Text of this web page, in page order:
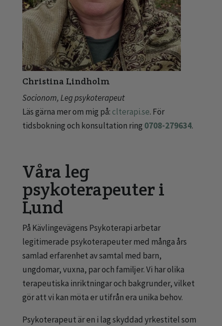
Christina Lindholm
Socionom, Leg psykoterapeut
Läs gärna mer om mig på: clterapi.se. För
tidsbokning och konsultation ring 0708-279634.
Våra leg
psykoterapeuter i
Lund
På Kävlingevägens Psykoterapi arbetar
legitimerade psykoterapeuter med många års
samlad erfarenhet av samtal med barn,
ungdomar, vuxna, par och familjer. Vi har olika
terapeutiska inriktningar och bakgrunder, vilket
gör att vi kan möta er utifrån era unika behov.
Psykoterapeut är en i lag skyddad yrkestitel som